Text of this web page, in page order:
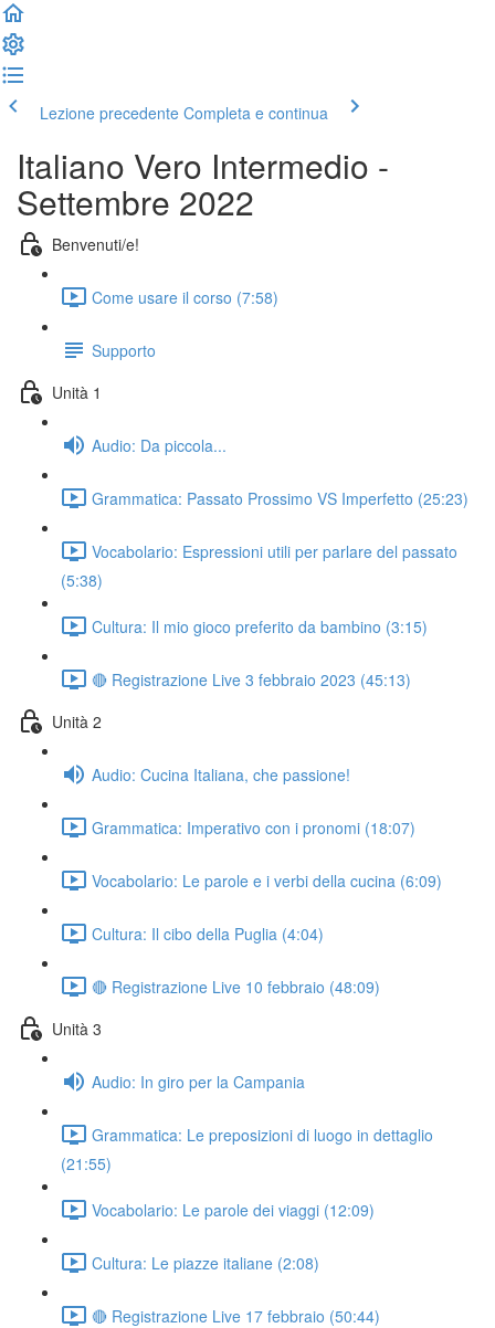
Lezione precedente Completa e continua
Italiano Vero Intermedio -
Settembre 2022
Benvenuti/e!
Come usare il corso (7:58)
Supporto
Unità 1
Audio: Da piccola...
Grammatica: Passato Prossimo VS Imperfetto (25:23)
Vocabolario: Espressioni utili per parlare del passato
(5:38)
Cultura: Il mio gioco preferito da bambino (3:15)
🔴 Registrazione Live 3 febbraio 2023 (45:13)
Unità 2
Audio: Cucina Italiana, che passione!
Grammatica: Imperativo con i pronomi (18:07)
Vocabolario: Le parole e i verbi della cucina (6:09)
Cultura: Il cibo della Puglia (4:04)
🔴 Registrazione Live 10 febbraio (48:09)
Unità 3
Audio: In giro per la Campania
Grammatica: Le preposizioni di luogo in dettaglio
(21:55)
Vocabolario: Le parole dei viaggi (12:09)
Cultura: Le piazze italiane (2:08)
🔴 Registrazione Live 17 febbraio (50:44)